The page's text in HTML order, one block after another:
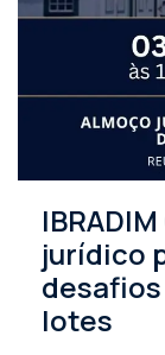
jurídico
lotes